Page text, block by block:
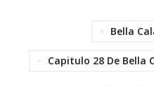
Bella
Capitulo 28 De Bella